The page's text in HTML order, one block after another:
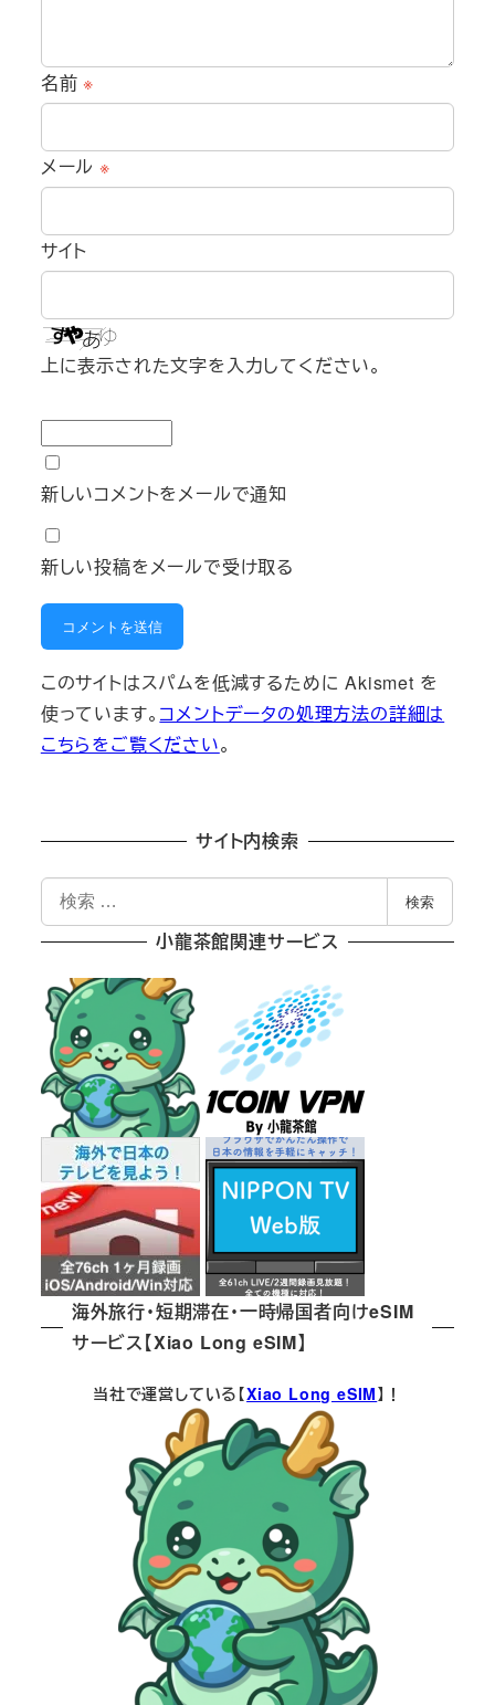
名前※
メール ※
サイト
上に表示された文字を入力してください。
新しいコメントをメールで通知
新しい投稿をメールで受け取る
このサイトはスパムを低減するために Akismet を
使っています。 コメントデータの処理方法の詳細は
こちらをご覧ください。
サイト内検索
索
検索
小龍茶館関連サービス
海外旅行・短期滞在・一時帰国者向けeSIM
サービス【Xiao Long eSIM】
当社で運営している【Xiao Long eSIM】！